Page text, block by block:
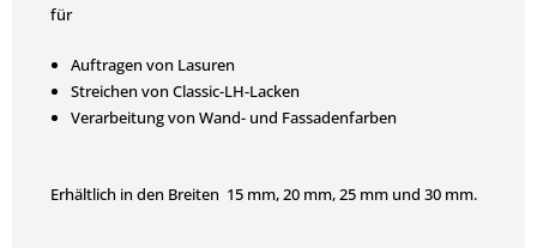
für
Auftragen von Lasuren
Streichen von Classic-LH-Lacken
Verarbeitung von Wand- und Fassadenfarben
Erhältlich in den Breiten 15 mm, 20 mm, 25 mm und 30 mm.